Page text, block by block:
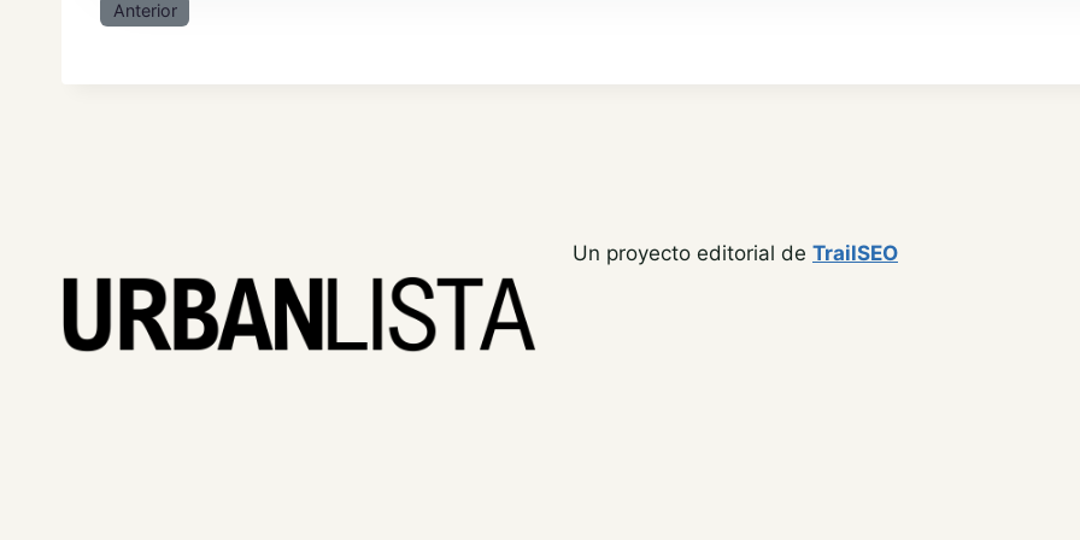
Anterior
Un proyecto editorial de TrailSEO